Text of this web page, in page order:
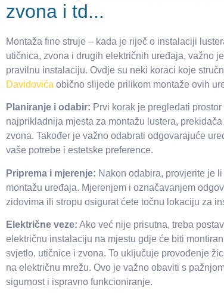
zvona i td...
Montaža fine struje – kada je riječ o instalaciji
utičnica, zvona i drugih električnih uređaja, važno
pravilnu instalaciju. Ovdje su neki koraci koje
Davidovića obično slijede prilikom montaže ovih
Planiranje i odabir: Prvi korak je pregledati
najprikladnija mjesta za montažu lustera,
zvona. Također je važno odabrati odgovarajuće
vaše potrebe i estetske preference.
Priprema i mjerenje: Nakon odabira, provjerite je
montažu uređaja. Mjerenjem i označavanjem
zidovima ili stropu osigurat ćete točnu lokaciju za
Električne veze: Ako već nije prisutna, treba
električnu instalaciju na mjestu gdje će biti
svjetlo, utičnice i zvona. To uključuje provođenje
na električnu mrežu. Ovo je važno obaviti s
sigurnost i ispravno funkcioniranje.